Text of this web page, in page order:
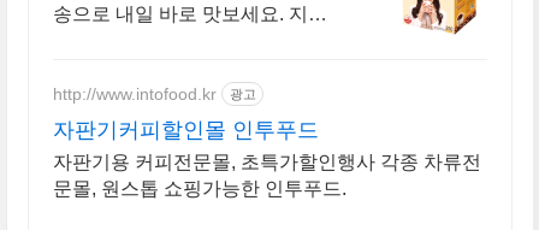
송으로 내일 바로 맛보세요. 지친
http://www.intofood.kr 광고
자판기커피할인몰 인투푸드
자판기용 커피전문몰, 초특가할인행사 각종 차류전
문몰, 원스톱 쇼핑가능한 인투푸드.